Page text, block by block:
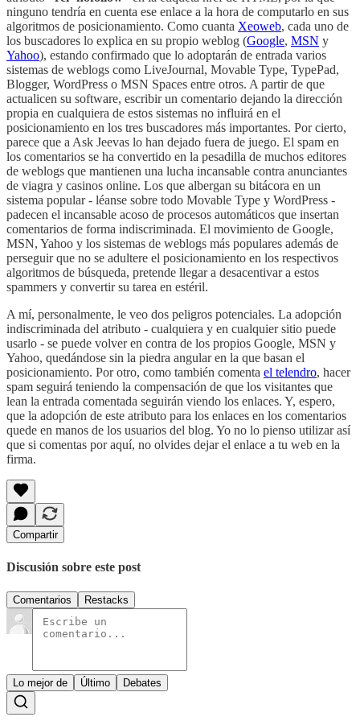
ninguno tendría en cuenta ese enlace a la hora de computarlo en sus
algoritmos de posicionamiento. Como cuanta Xeoweb, cada uno de
los buscadores lo explica en su propio weblog (Google, MSN y
Yahoo), estando confirmado que lo adoptarán de entrada varios
sistemas de weblogs como LiveJournal, Movable Type, TypePad,
Blogger, WordPress o MSN Spaces entre otros. A partir de que
actualicen su software, escribir un comentario dejando la dirección
propia en cualquiera de estos sistemas no influirá en el
posicionamiento en los tres buscadores más importantes. Por cierto,
parece que a Ask Jeevas lo han dejado fuera de juego. El spam en
los comentarios se ha convertido en la pesadilla de muchos editores
de weblogs que mantienen una lucha incansable contra anunciantes
de viagra y casinos online. Los que albergan su bitácora en un
sistema popular - léanse sobre todo Movable Type y WordPress -
padecen el incansable acoso de procesos automáticos que insertan
comentarios de forma indiscriminada. El movimiento de Google,
MSN, Yahoo y los sistemas de weblogs más populares además de
perseguir que no se adultere el posicionamiento en los respectivos
algoritmos de búsqueda, pretende llegar a desacentivar a estos
spammers y convertir su tarea en estéril.
A mí, personalmente, le veo dos peligros potenciales. La adopción
indiscriminada del atributo - cualquiera y en cualquier sitio puede
usarlo - se puede volver en contra de los propios Google, MSN y
Yahoo, quedándose sin la piedra angular en la que basan el
posicionamiento. Por otro, como también comenta el telendro, hacer
spam seguirá teniendo la compensación de que los visitantes que
lean la entrada comentada seguirán viendo los enlaces. Y, espero,
que la adopción de este atributo para los enlaces en los comentarios
quede en manos de los usuarios del blog. Yo no lo pienso utilizar así
que si comentas por aquí, no olvides dejar el enlace a tu web en la
firma.
Compartir
Discusión sobre este post
Comentarios Restacks
Lo mejor de Último Debates